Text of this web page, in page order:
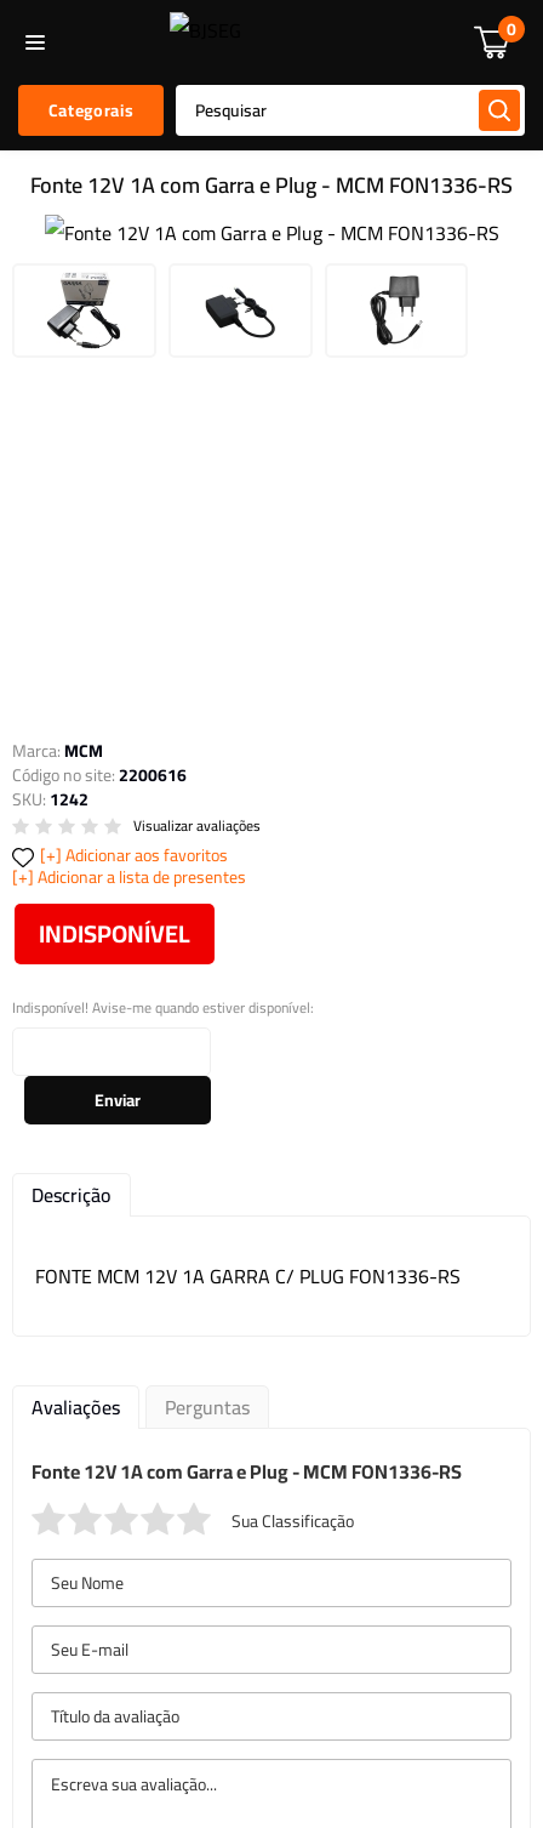
0
Categorais
Alarmes E Sensores
Fonte 12V 1A com Garra e Plug - MCM FON1336-RS
Marca:MCM
Código no site:2200616
SKU:1242
Visualizar avaliações
Adicionar aos favoritos
Adicionar a lista de presentes
INDISPONÍVEL
Indisponível! Avise-me quando estiver disponível:
Enviar
Descrição
FONTE MCM 12V 1A GARRA C/ PLUG FON1336-RS
Avaliações
Perguntas
Fonte 12V 1A com Garra e Plug - MCM FON1336-RS
Sua Classificação